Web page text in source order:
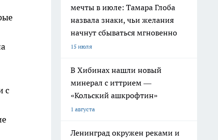
с
мечты в июле: Тамара Глоба
назвала знаки, чьи желания
начнут сбываться мгновенно
15 июля
В Хибинах нашли новый
минерал с иттрием —
«Кольский ашкрофтин»
1 августа
Ленинград окружен реками и